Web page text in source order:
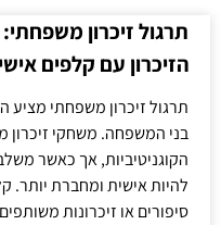
תרגול זיכרון
הזיכרון עם קלפים
תרגול זיכרון משפחתי מציע
בני המשפחה. משחקי זיכרון
הקוגניטיביות, אך כאשר
להיות אישית ומחברת יותר.
סיפורים או זיכרונות